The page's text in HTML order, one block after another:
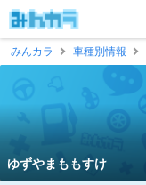
みんカラ
車種別情報
ゆずやまももすけ